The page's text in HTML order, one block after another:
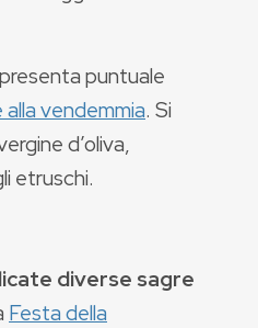
puntuale
vendemmia. Si
d’oliva,
etruschi.
diverse sagre
Festa della